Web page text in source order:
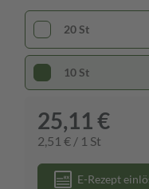
20 St
10 St
25,11 €
2,51 € / 1 St
E-Rezept